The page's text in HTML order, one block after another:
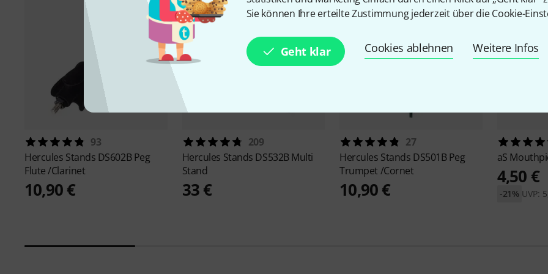
Sie können Ihre erteilte Zustimmung jederzeit über die Cookie-
Geht klar Cookies ablehnen Weitere Infos
93
Hercules Stands DS602B Peg
Flute /Clarinet
10,90 €
209
Hercules Stands DS532B Multi
Stand
33 €
27
Hercules Stands DS501B Peg
Trumpet /Cornet
10,90 €
aS
4,50 €
UVP:
-21%